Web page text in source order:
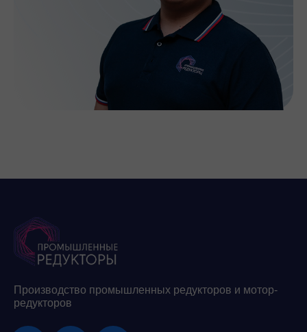
Производство промышленных редукторов и мотор-
редукторов